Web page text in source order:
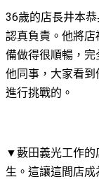
36歲的店長井本
認真負責。他將
備做得很順暢，
他同事，大家看
進行挑戰的。
▼藪田義光工作的
生。這讓這間店